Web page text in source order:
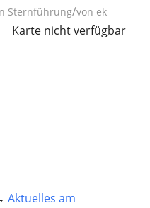
Sternführung/von ek
Karte nicht verfügbar
Aktuelles am